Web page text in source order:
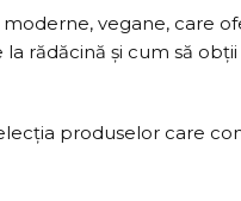
vegane, care
rădăcină și cum să
produselor care